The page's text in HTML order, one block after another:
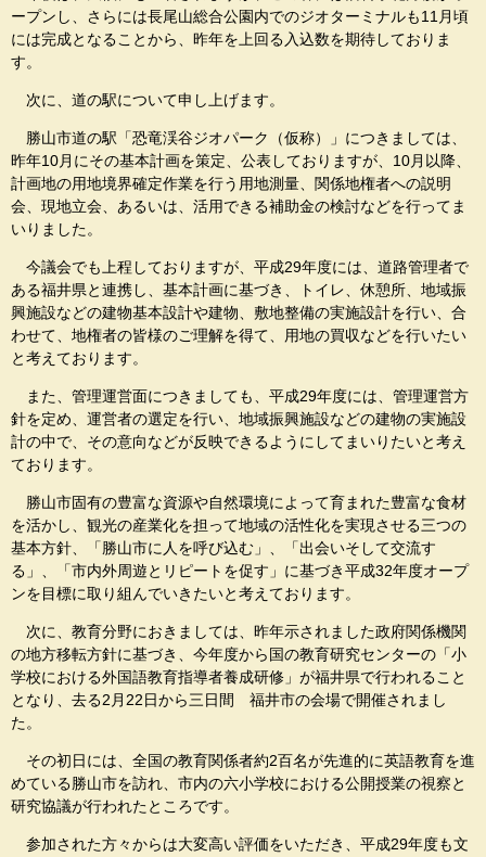
ープンし、さらには長尾山総合公園内でのジオターミナルも11月頃
には完成となることから、昨年を上回る入込数を期待しておりま
す。
次に、道の駅について申し上げます。
勝山市道の駅「恐竜渓谷ジオパーク（仮称）」につきましては、
昨年10月にその基本計画を策定、公表しておりますが、10月以降、
計画地の用地境界確定作業を行う用地測量、関係地権者への説明
会、現地立会、あるいは、活用できる補助金の検討などを行ってま
いりました。
今議会でも上程しておりますが、平成29年度には、道路管理者で
ある福井県と連携し、基本計画に基づき、トイレ、休憩所、地域振
興施設などの建物基本設計や建物、敷地整備の実施設計を行い、合
わせて、地権者の皆様のご理解を得て、用地の買収などを行いたい
と考えております。
また、管理運営面につきましても、平成29年度には、管理運営方
針を定め、運営者の選定を行い、地域振興施設などの建物の実施設
計の中で、その意向などが反映できるようにしてまいりたいと考え
ております。
勝山市固有の豊富な資源や自然環境によって育まれた豊富な食材
を活かし、観光の産業化を担って地域の活性化を実現させる三つの
基本方針、「勝山市に人を呼び込む」、「出会いそして交流す
る」、「市内外周遊とリピートを促す」に基づき平成32年度オープ
ンを目標に取り組んでいきたいと考えております。
次に、教育分野におきましては、昨年示されました政府関係機関
の地方移転方針に基づき、今年度から国の教育研究センターの「小
学校における外国語教育指導者養成研修」が福井県で行われること
となり、去る2月22日から三日間 福井市の会場で開催されまし
た。
その初日には、全国の教育関係者約2百名が先進的に英語教育を進
めている勝山市を訪れ、市内の六小学校における公開授業の視察と
研究協議が行われたところです。
参加された方々からは大変高い評価をいただき、平成29年度も文